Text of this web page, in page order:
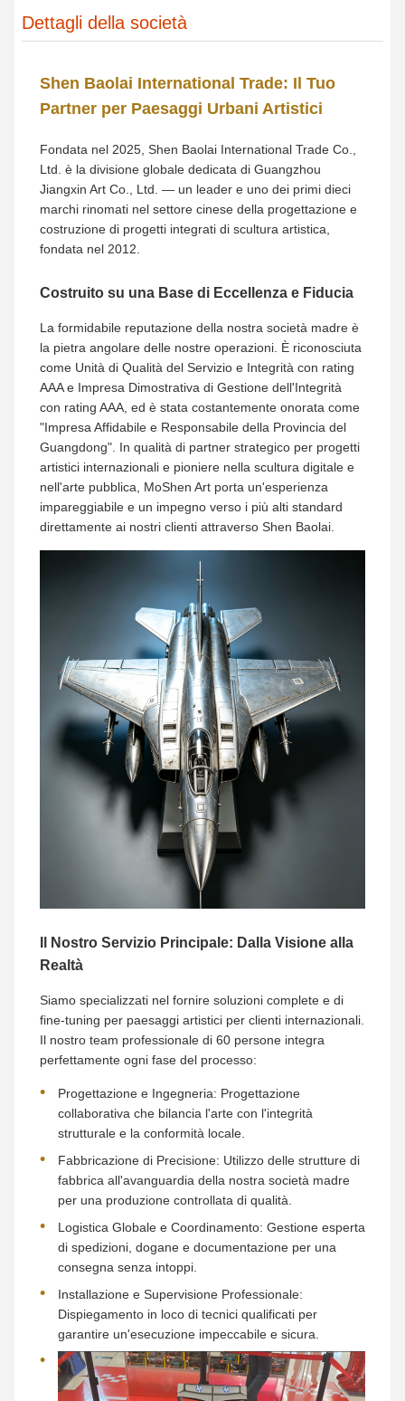
Dettagli della società
Shen Baolai International Trade: Il Tuo
Partner per Paesaggi Urbani Artistici
Fondata nel 2025, Shen Baolai International Trade Co.,
Ltd. è la divisione globale dedicata di Guangzhou
Jiangxin Art Co., Ltd. — un leader e uno dei primi dieci
marchi rinomati nel settore cinese della progettazione e
costruzione di progetti integrati di scultura artistica,
fondata nel 2012.
Costruito su una Base di Eccellenza e Fiducia
La formidabile reputazione della nostra società madre è
la pietra angolare delle nostre operazioni. È riconosciuta
come Unità di Qualità del Servizio e Integrità con rating
AAA e Impresa Dimostrativa di Gestione dell'Integrità
con rating AAA, ed è stata costantemente onorata come
"Impresa Affidabile e Responsabile della Provincia del
Guangdong". In qualità di partner strategico per progetti
artistici internazionali e pioniere nella scultura digitale e
nell'arte pubblica, MoShen Art porta un'esperienza
impareggiabile e un impegno verso i più alti standard
direttamente ai nostri clienti attraverso Shen Baolai.
Il Nostro Servizio Principale: Dalla Visione alla
Realtà
Siamo specializzati nel fornire soluzioni complete e di
fine-tuning per paesaggi artistici per clienti internazionali.
Il nostro team professionale di 60 persone integra
perfettamente ogni fase del processo:
Progettazione e Ingegneria: Progettazione
collaborativa che bilancia l'arte con l'integrità
strutturale e la conformità locale.
Fabbricazione di Precisione: Utilizzo delle strutture di
fabbrica all'avanguardia della nostra società madre
per una produzione controllata di qualità.
Logistica Globale e Coordinamento: Gestione esperta
di spedizioni, dogane e documentazione per una
consegna senza intoppi.
Installazione e Supervisione Professionale:
Dispiegamento in loco di tecnici qualificati per
garantire un'esecuzione impeccabile e sicura.